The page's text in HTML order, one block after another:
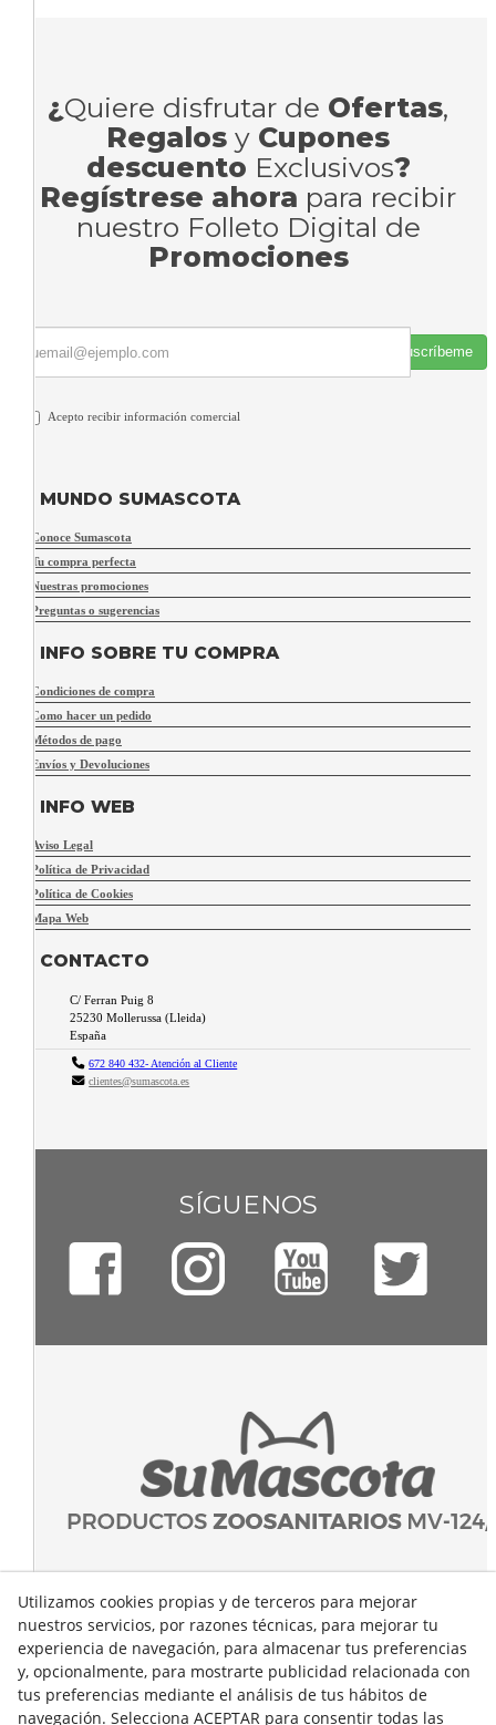
¿Quiere disfrutar de Ofertas,
Regalos y Cupones
descuento Exclusivos?
Regístrese ahora para recibir
nuestro Folleto Digital de
Promociones
Suscríbeme
Acepto recibir información comercial
MUNDO SUMASCOTA
Conoce Sumascota
Tu compra perfecta
Nuestras promociones
Preguntas o sugerencias
INFO SOBRE TU COMPRA
Condiciones de compra
Como hacer un pedido
Métodos de pago
Envíos y Devoluciones
INFO WEB
Aviso Legal
Política de Privacidad
Política de Cookies
Mapa Web
CONTACTO
C/ Ferran Puig 8
25230 Mollerussa (Lleida)
España
672 840 432- Atención al Cliente
clientes@sumascota.es
SÍGUENOS
Utilizamos cookies propias y de terceros para mejorar
nuestros servicios, por razones técnicas, para mejorar tu
experiencia de navegación, para almacenar tus preferencias
y, opcionalmente, para mostrarte publicidad relacionada con
tus preferencias mediante el análisis de tus hábitos de
navegación. Selecciona ACEPTAR para consentir todas las